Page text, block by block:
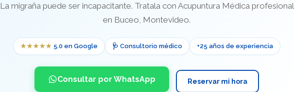
La migraña puede ser incapacitante. Tratala con Acupuntura Médica profesional
en Buceo, Montevideo.
★★★★★ 5.0 en Google 🩺 Consultorio médico +25 años de experiencia
Consultar por WhatsApp Reservar mi hora